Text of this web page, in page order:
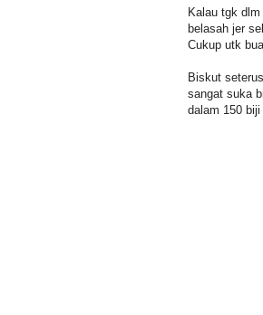
Kalau tgk
belasah jer
Cukup utk
Biskut
sangat suka
dalam 150 biji